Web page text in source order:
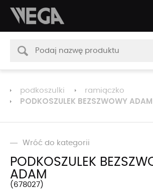
podkoszulki ramiączko
PODKOSZULEK BEZSZWOWY ADAM
Wróć do kategorii
PODKOSZULEK
ADAM
678027